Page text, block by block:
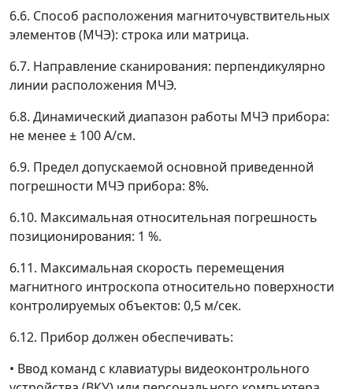
6.6. Способ расположения магниточувствительных
элементов (МЧЭ): строка или матрица.
6.7. Направление сканирования: перпендикулярно
линии расположения МЧЭ.
6.8. Динамический диапазон работы МЧЭ прибора:
не менее ± 100 А/см.
6.9. Предел допускаемой основной приведенной
погрешности МЧЭ прибора: 8%.
6.10. Максимальная относительная погрешность
позиционирования: 1 %.
6.11. Максимальная скорость перемещения
магнитного интроскопа относительно поверхности
контролируемых объектов: 0,5 м/сек.
6.12. Прибор должен обеспечивать:
• Ввод команд с клавиатуры видеоконтрольного